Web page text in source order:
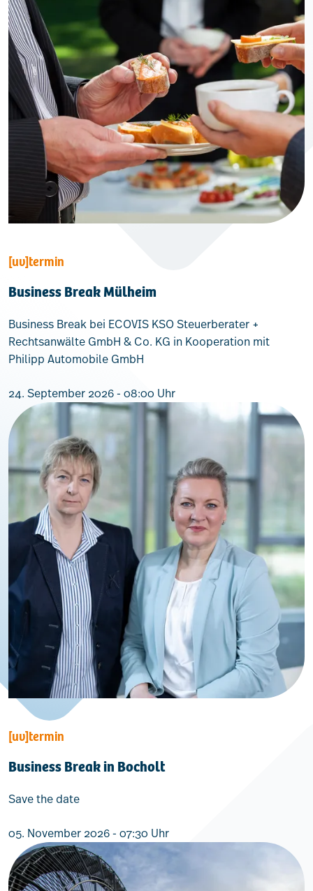
[uv]termin
Business Break Mülheim
Business Break bei ECOVIS KSO Steuerberater +
Rechtsanwälte GmbH & Co. KG in Kooperation mit
Philipp Automobile GmbH
24. September 2026 - 08:00 Uhr
[uv]termin
Business Break in Bocholt
Save the date
05. November 2026 - 07:30 Uhr